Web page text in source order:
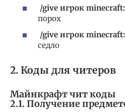
/give игрок
порох
/give игрок
седло
2. Коды для читеров
Майнкрафт чит коды
2.1. Получение